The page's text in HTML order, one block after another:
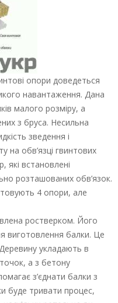
опори доведеться
навантаження. Дана
малого розміру, а
з бруса. Несильна
зведення і
на обв’язці гвинтових
які встановлені
розташованих обв’язок.
4 опори, але
ростверком. Його
виготовлення балки. Це
укладають в
а з бетону
з’єднати балки з
буде тривати процес,